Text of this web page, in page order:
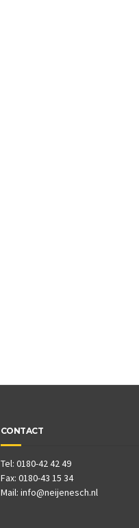
CONTACT
Tel: 0180-42 42 49
Fax: 0180-43 15 34
Mail: info@neijenesch.nl